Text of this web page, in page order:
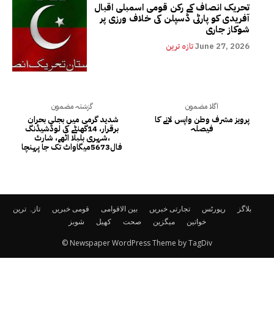
تحریک انصاف کے رکن قومی اسمبلی اقبال
آفریدی کو پارٹی ڈسپلن کی خلاف ورزی پر
شوکاز جاری
تازہ ترینJune 27, 2026
گزشتہ مضمون
برقرار، 14گھنٹے کی لوڈشیڈنگ
،شہری بلبلا اٹھے، شارٹ
فال5673میگاواٹ تک جا پہنچا
اگلا مضمون
پرویز مشرف وطن واپس لانے کا
فیصلہ
تازہ ترین قومی خبریں بین الاقوامی تجارتی خبریں رپورٹس
بلاگز
شوبز
کھیل صحت میگزین خواتین
© Newspaper WordPress Theme by TagDiv